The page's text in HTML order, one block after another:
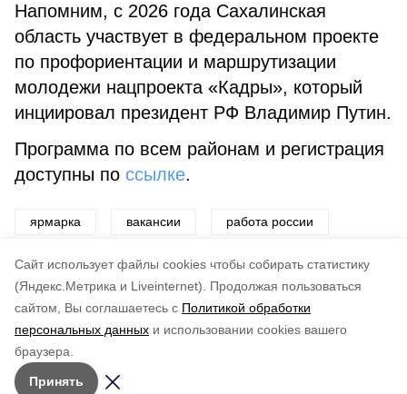
Cайт использует файлы cookies чтобы собирать статистику
(Яндекс.Метрика и Liveinternet).
Продолжая пользоваться
сайтом, Вы соглашаетесь с Политикой обработки
персональных данных и использовании cookies вашего
браузера.
Принять
Напомним, с 2026 года Сахалинская
область участвует в федеральном проекте
по профориентации и маршрутизации
молодежи нацпроекта «Кадры», который
инциировал президент РФ Владимир Путин.
Программа по всем районам и регистрация
доступны по ссылке.
ярмарка вакансии работа россии
трудоустройство молодежь профессии
по оценке
5